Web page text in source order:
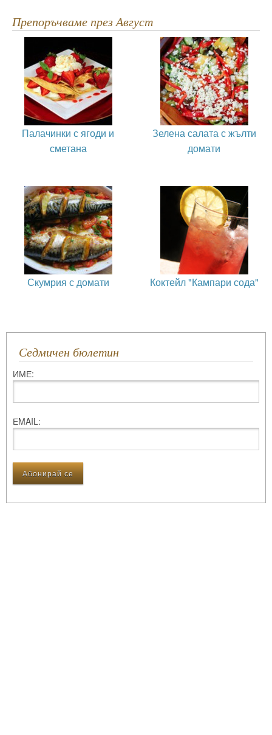
Препоръчваме през Август
Палачинки с ягоди и
сметана
Зелена салата с жълти
домати
Скумрия с домати Коктейл "Кампари сода"
Седмичен бюлетин
ИМЕ:
ЕMAIL: